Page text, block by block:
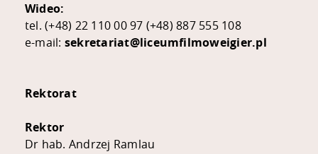
Wideo:
tel.(+48) 22 110 00 97 (+48) 887 555 108
e-mail: sekretariat@liceumfilmoweigier.pl
Rektorat
Rektor
Dr hab. Andrzej Ramlau